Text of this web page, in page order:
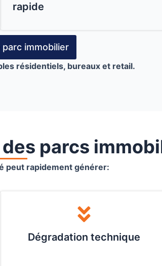
rapide
immobilier
résidentiels, bureaux et retail.
des parcs
peut rapidement générer:
Dégradation technique